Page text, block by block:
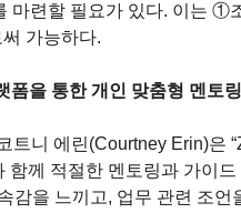
마련할 필요가 있다. 이는
가능하다.
폼을 통한 개인 맞춤형 멘토링
트니 에린(Courtney Erin)은
께 적절한 멘토링과 가이드
감을 느끼고, 업무 관련 조언